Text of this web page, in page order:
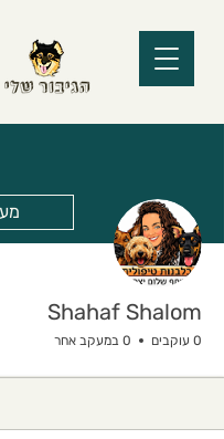
Shahaf Shalom
0 עוקבים 0 במעקב אחר